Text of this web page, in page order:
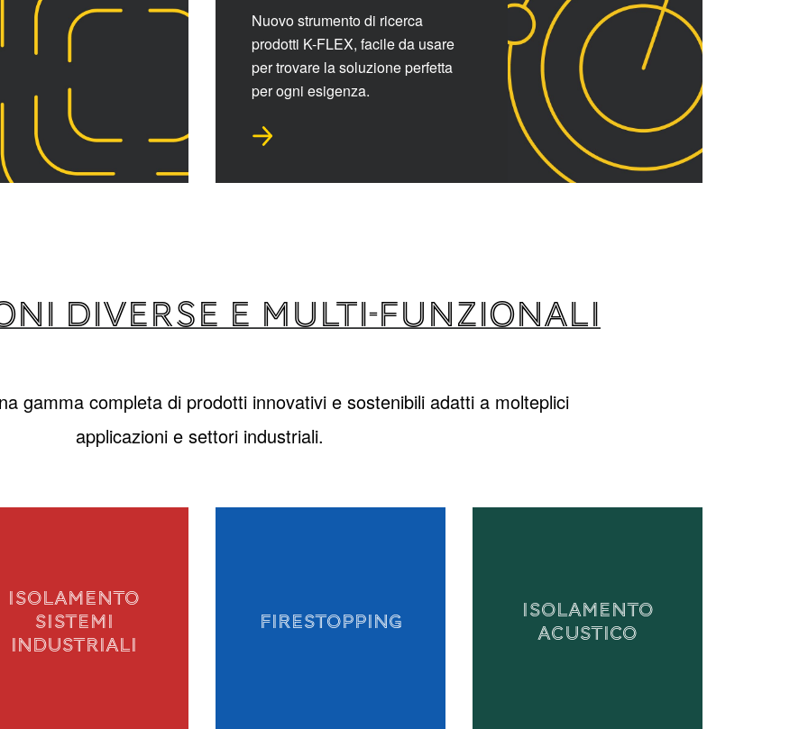
Nuovo strumento di ricerca
prodotti K-FLEX, facile da usare
per trovare la soluzione perfetta
per ogni esigenza.
DIVERSE E MULTI-FUNZIONALI
gamma completa di prodotti innovativi e sostenibili adatti a molteplici
applicazioni e settori industriali.
ISOLAMENTO
SISTEMI
INDUSTRIALI
FIRESTOPPING
ISOLAMENTO
ACUSTICO